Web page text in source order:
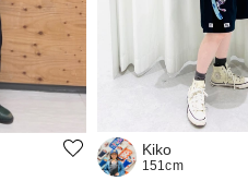
Kiko
151cm